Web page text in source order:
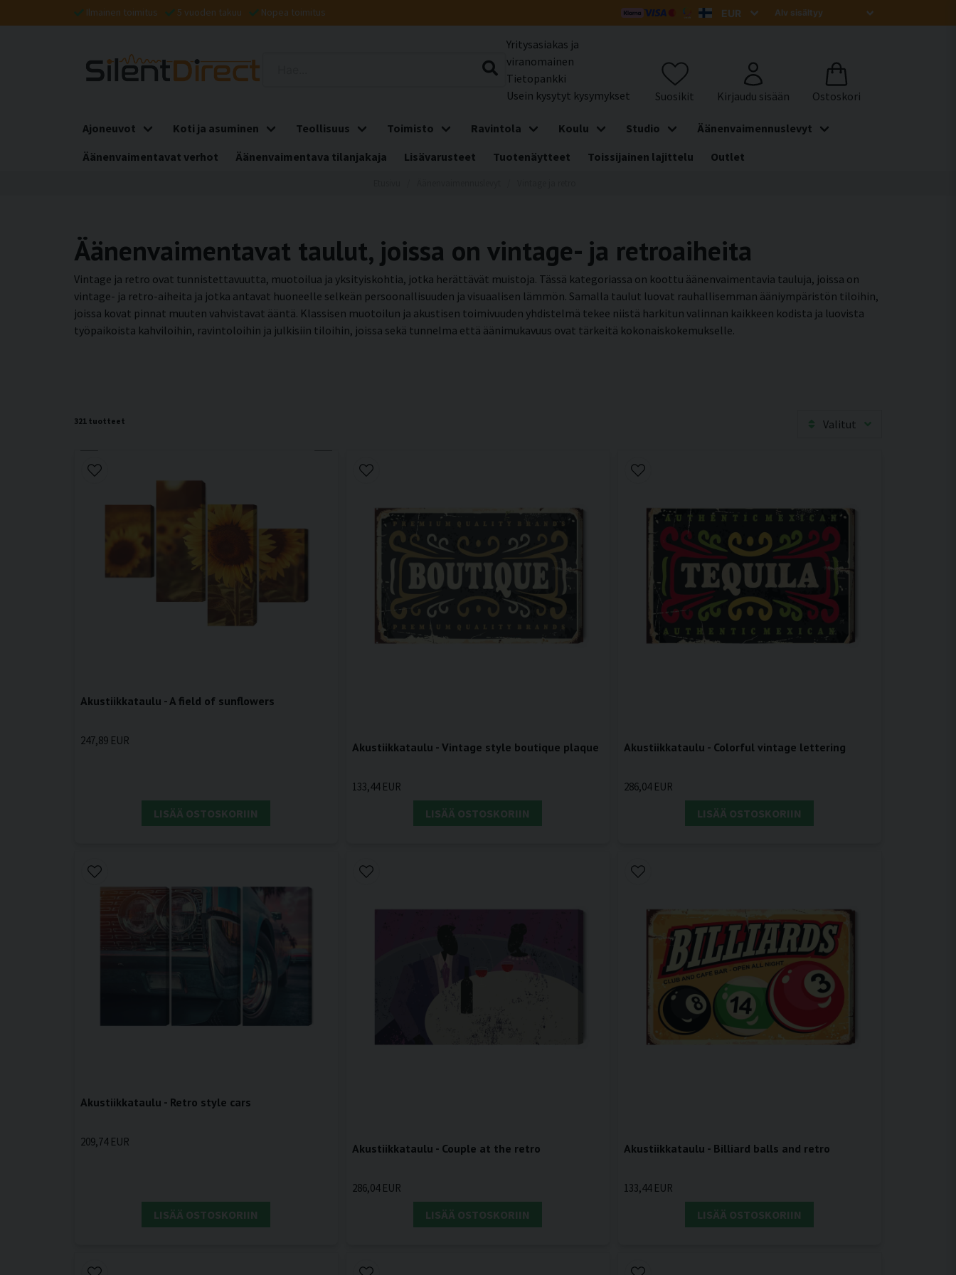
Ilmainen toimitus 5 vuoden takuu Nopea toimitus
Yritysasiakas ja
viranomainen
Tietopankki
Usein kysytyt kysymykset
Ajoneuvot Koti ja asuminen Teollisuus Toimisto Ravintola Koulu Studio
Äänenvaimennuslevyt
Äänenvaimentavat verhot
Äänenvaimentava tilanjakaja Lisävarusteet Tuotenäytteet Toissijainen lajittelu Outlet
Äänenvaimentavat taulut, joissa on vintage- ja retroaiheita
Vintage ja retro ovat tunnistettavuutta, muotoilua ja yksityiskohtia, jotka herättävät muistoja. Tässä kategoriassa on koottu äänenvaimentavia tauluja, joissa on
vintage- ja retro-aiheita ja jotka antavat huoneelle selkeän persoonallisuuden ja visuaalisen lämmön. Samalla taulut luovat rauhallisemman ääniympäristön tiloihin,
joissa kovat pinnat muuten vahvistavat ääntä. Klassisen muotoilun ja akustisen toimivuuden yhdistelmä tekee niistä harkitun valinnan kaikkeen kodista ja luovista
työpaikoista kahviloihin, ravintoloihin ja julkisiin tiloihin, joissa sekä tunnelma että äänimukavuus ovat tärkeitä kokonaiskokemukselle.
321 tuotteet Valitut
Akustiikkataulu - A field of sunflowers
247,89 EUR
LISÄÄ OSTOSKORIIN
Akustiikkataulu - Vintage style boutique plaque
133,44 EUR
LISÄÄ OSTOSKORIIN
Akustiikkataulu - Colorful vintage lettering
286,04 EUR
LISÄÄ OSTOSKORIIN
Akustiikkataulu - Retro style cars
209,74 EUR
LISÄÄ OSTOSKORIIN
Akustiikkataulu - Couple at the retro
286,04 EUR
LISÄÄ OSTOSKORIIN
Akustiikkataulu - Billiard balls and retro
133,44 EUR
LISÄÄ OSTOSKORIIN